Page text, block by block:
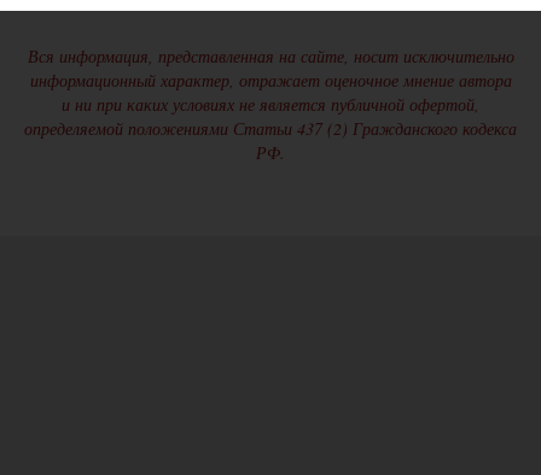
Вся информация, представленная на сайте, носит исключительно
информационный характер, отражает оценочное мнение автора
и ни при каких условиях не является публичной офертой,
определяемой положениями Статьи 437 (2) Гражданского кодекса
РФ.